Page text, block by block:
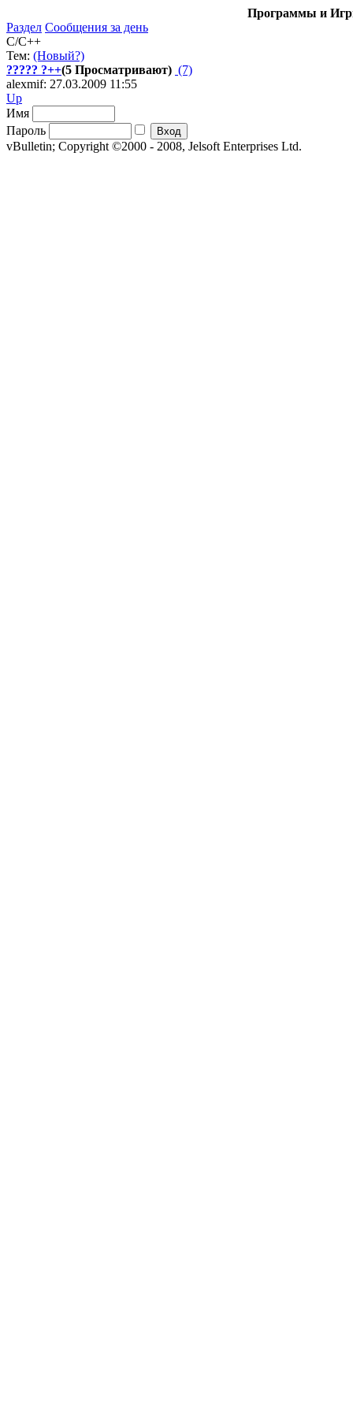
Программы и
Раздел Сообщения за день
C/C++
Тем: (Новый?)
????? ?++(5 Просматривают) (7)
alexmif: 27.03.2009 11:55
Up
Имя
Пароль
vBulletin; Copyright ©2000 - 2008, Jelsoft Enterprises Ltd.